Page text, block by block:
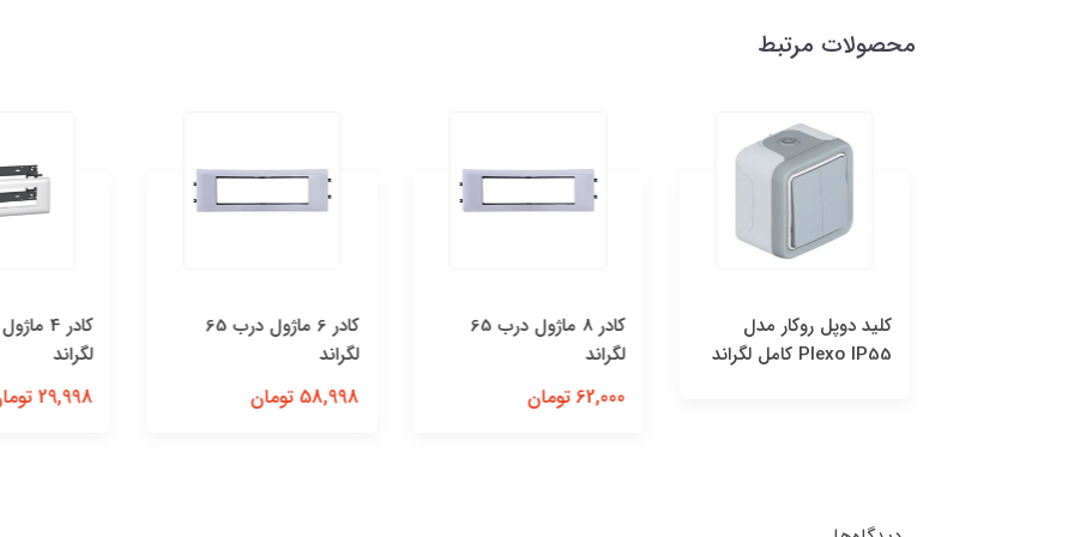
محصولات مرتبط
کليد دوپل روکار مدل
Plexo IP55 کامل لگراند
كادر 8 ماژول درب 65
لگراند
62,000 تومان
كادر 6 ماژول درب 65
لگراند
58,998 تومان
لگراند
29,998 تومان